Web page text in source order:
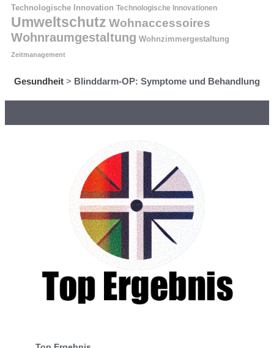
Technologische Innovation Technologische Innovationen
Umweltschutz Wohnaccessoires
Wohnraumgestaltung Wohnzimmergestaltung
Zeitmanagement
Gesundheit > Blinddarm-OP: Symptome und Behandlung